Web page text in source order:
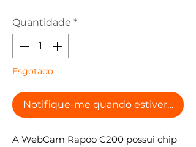
Quantidade *
Esgotado
Notifique-me quando estiver
A WebCam Rapoo C200 possui chip